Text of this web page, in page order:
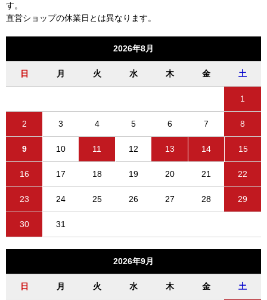
す。
直営ショップの休業日とは異なります。
2026年8月
日 月 火 水 木 金 土
1
2 3 4 5 6 7 8
9 10 11 12 13 14 15
16 17 18 19 20 21 22
23 24 25 26 27 28 29
30 31
2026年9月
日 月 火 水 木 金 土